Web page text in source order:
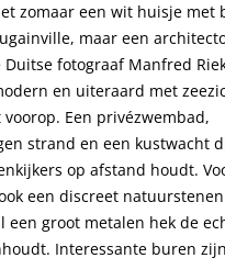
zomaar een wit huisje met
maar een
fotograaf Manfred
en uiteraard met
Een privézwembad,
strand en een kustwacht
op afstand houdt.
een discreet
een groot metalen hek de
Interessante buren